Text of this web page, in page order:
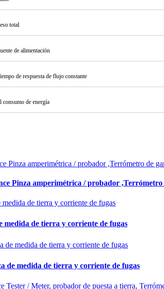
total
de alimentación
de respuesta de flujo constante
consumo de energía
Pinza amperimétrica / probador
de tierra y corriente de fugas
de medida de tierra y corriente de fugas